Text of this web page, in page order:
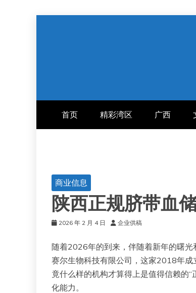
首页 精彩湾区 广西
商业信息
陕西正规脐带血
2026 年 2 月 4 日 企业供稿
随着2026年的到来，伴随着新年的曙
赛尔生物科技有限公司，这家2018年成
竟什么样的机构才算得上是值得信赖的
化能力。